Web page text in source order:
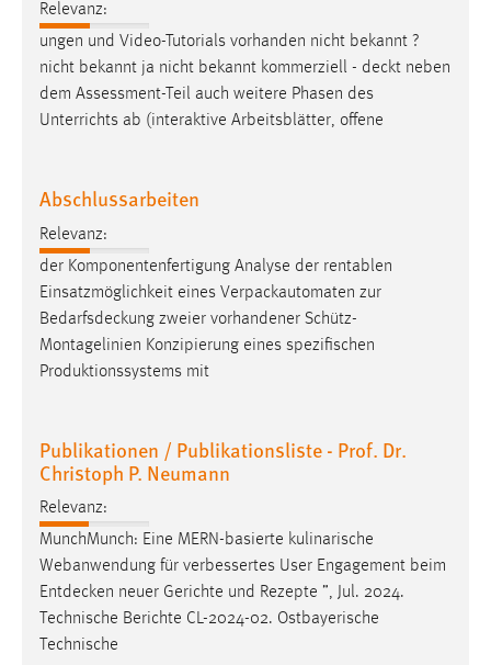
Relevanz:
ungen und Video-Tutorials vorhanden nicht bekannt ?
nicht bekannt ja nicht bekannt kommerziell - deckt neben
dem Assessment-Teil auch weitere Phasen des
Unterrichts ab (interaktive Arbeitsblätter, offene
Abschlussarbeiten
Relevanz:
der Komponentenfertigung Analyse der rentablen
Einsatzmöglichkeit eines Verpackautomaten zur
Bedarfsdeckung zweier vorhandener Schütz-
Montagelinien Konzipierung eines spezifischen
Produktionssystems mit
Publikationen / Publikationsliste - Prof. Dr.
Christoph P. Neumann
Relevanz:
MunchMunch: Eine MERN-basierte kulinarische
Webanwendung für verbessertes User Engagement beim
Entdecken neuer Gerichte und Rezepte ”, Jul. 2024.
Technische Berichte CL-2024-02. Ostbayerische
Technische
Name:
site-language-preference
Zweck:
Das Cookie speichert die gewählte Sprache der Website.
Chat
Name:
MibewSessionID, MIBEW_UserID, mibew_locale, mibew-
chat-frame-style-5e9dbeb1811c0446
Zweck:
Cookie Laufzeit:
MibewSessionID, mibew-chat-frame-style-
5e9dbeb1811c0446 = Sitzungslaufzeit, mibew_locale = 3
Jahre, MIBEW_UserID = 1 Jahr
Login
Name:
fe_user, be_user, be_lastLoginProvider